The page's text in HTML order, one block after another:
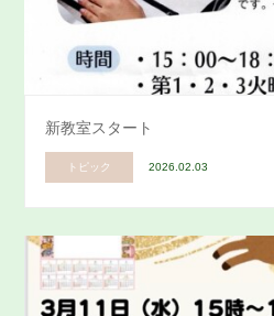
新教室スタート
トピック 2026.02.03